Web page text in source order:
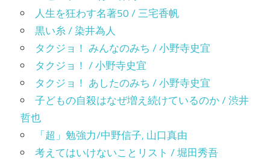
人生を狂わす名著50 / 三宅香帆
黒い糸 / 染井為人
タクジョ！ みんなのみち / 小野寺史宜
タクジョ！ / 小野寺史宜
タクジョ！ あしたのみち / 小野寺史宜
子どもの自殺はなぜ増え続けているのか / 渋井
哲也
「超」勉強力/中野信子, 山口真由
考えてはいけないことリスト / 堀田秀吾